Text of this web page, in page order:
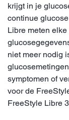
krijgt in je
continue
Libre meten
niet meer nodig
symptomen of
voor de
FreeStyle Libre